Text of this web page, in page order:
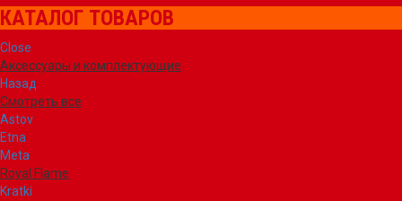
КАТАЛОГ ТОВАРОВ
Close
Аксессуары и комплектующие
Назад
Смотреть все
Astov
Etna
Meta
Royal Flame
Kratki